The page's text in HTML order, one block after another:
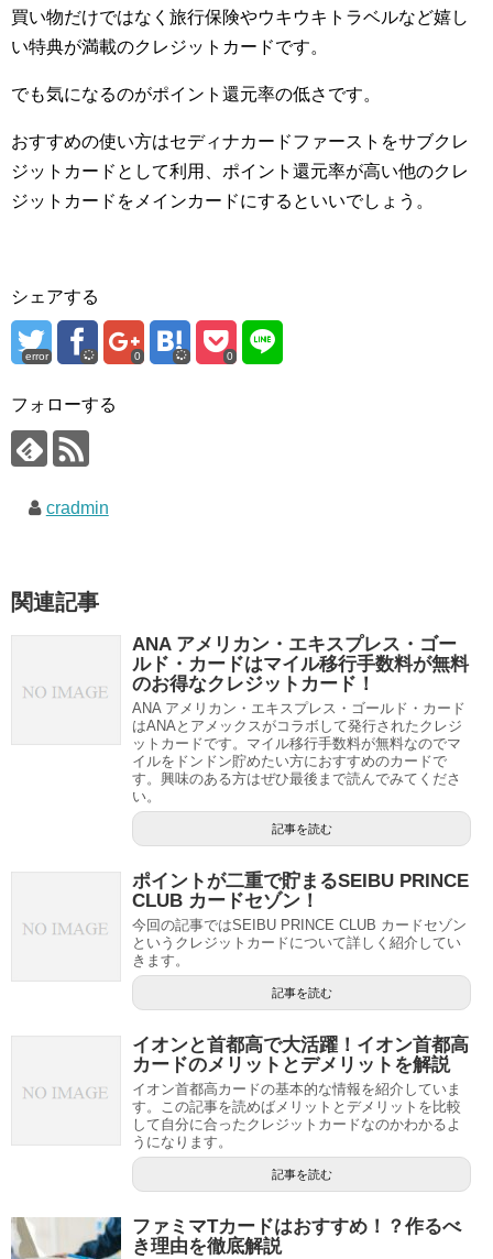
買い物だけではなく旅行保険やウキウキトラベルなど嬉し
い特典が満載のクレジットカードです。
でも気になるのがポイント還元率の低さです。
おすすめの使い方はセディナカードファーストをサブクレ
ジットカードとして利用、ポイント還元率が高い他のクレ
ジットカードをメインカードにするといいでしょう。
シェアする
error 0 0
フォローする
cradmin
関連記事
ANA アメリカン・エキスプレス・ゴー
ルド・カードはマイル移行手数料が無料
のお得なクレジットカード！
ANA アメリカン・エキスプレス・ゴールド・カード
はANAとアメックスがコラボして発行されたクレジ
ットカードです。マイル移行手数料が無料なのでマ
イルをドンドン貯めたい方におすすめのカードで
す。興味のある方はぜひ最後まで読んでみてくださ
い。
記事を読む
ポイントが二重で貯まるSEIBU PRINCE
CLUB カードセゾン！
今回の記事ではSEIBU PRINCE CLUB カードセゾン
というクレジットカードについて詳しく紹介してい
きます。
記事を読む
イオンと首都高で大活躍！イオン首都高
カードのメリットとデメリットを解説
イオン首都高カードの基本的な情報を紹介していま
す。この記事を読めばメリットとデメリットを比較
して自分に合ったクレジットカードなのかわかるよ
うになります。
記事を読む
ファミマTカードはおすすめ！？作るべ
き理由を徹底解説